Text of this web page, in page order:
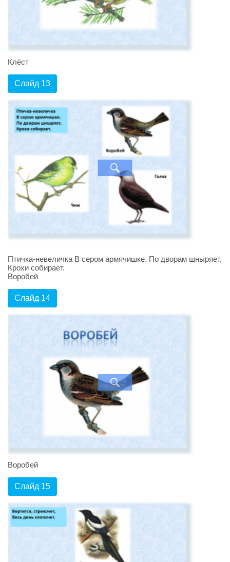
Клёст
Слайд 13
Птичка-невеличка В сером армячишке. По дворам шныряет,
Крохи собирает.
Воробей
Слайд 14
Воробей
Слайд 15